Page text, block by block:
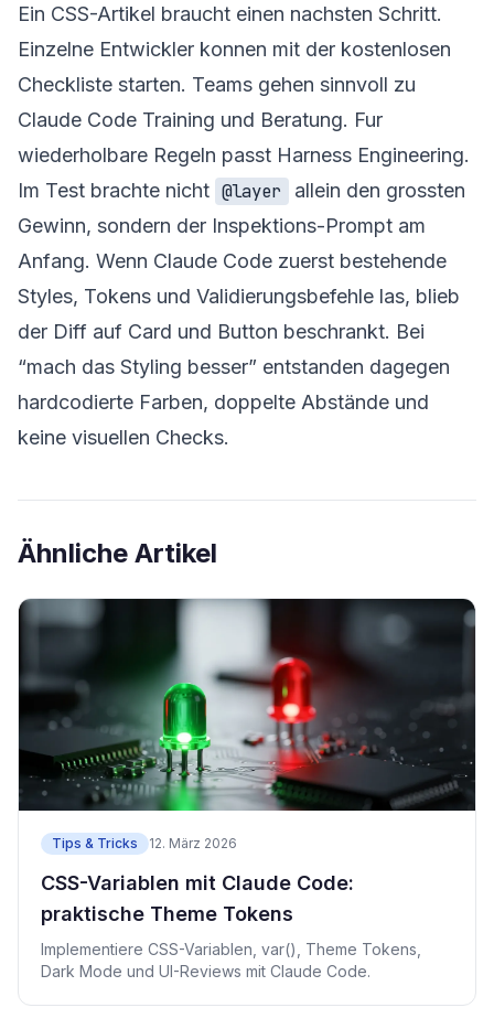
Ein CSS-Artikel braucht einen nachsten Schritt.
Einzelne Entwickler konnen mit der kostenlosen
Checkliste starten. Teams gehen sinnvoll zu
Claude Code Training und Beratung. Fur
wiederholbare Regeln passt Harness Engineering.
Im Test brachte nicht @layer
allein den grossten
Gewinn, sondern der Inspektions-Prompt am
Anfang. Wenn Claude Code zuerst bestehende
Styles, Tokens und Validierungsbefehle las, blieb
der Diff auf Card und Button beschrankt. Bei
“mach das Styling besser” entstanden dagegen
hardcodierte Farben, doppelte Abstände und
keine visuellen Checks.
Ähnliche Artikel
Tips & Tricks 12. März 2026
CSS-Variablen mit Claude Code:
praktische Theme Tokens
Implementiere CSS-Variablen, var(), Theme Tokens,
Dark Mode und UI-Reviews mit Claude Code.